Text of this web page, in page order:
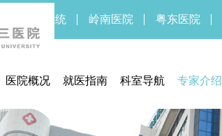
新OA系统 岭南医院 粤东医院
医院概况
医院领导
就医指南 科室导航 专家介绍